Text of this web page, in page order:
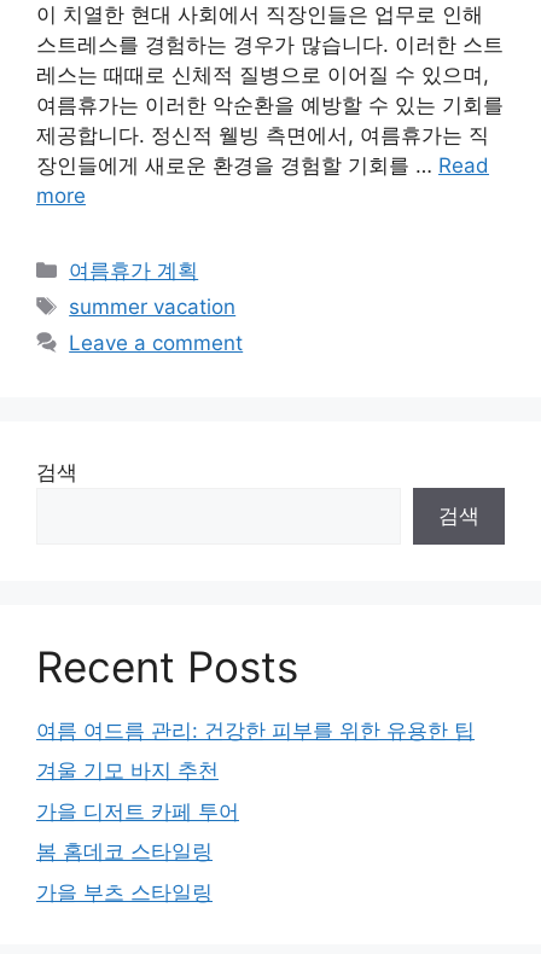
이 치열한 현대 사회에서 직장인들은 업무로 인해
스트레스를 경험하는 경우가 많습니다. 이러한 스트
레스는 때때로 신체적 질병으로 이어질 수 있으며,
여름휴가는 이러한 악순환을 예방할 수 있는 기회를
제공합니다. 정신적 웰빙 측면에서, 여름휴가는 직
장인들에게 새로운 환경을 경험할 기회를 … Read
more
Categories
여름휴가 계획
Tags
summer vacation
Leave a comment
검색
검색
Recent Posts
여름 여드름 관리: 건강한 피부를 위한 유용한 팁
겨울 기모 바지 추천
가을 디저트 카페 투어
봄 홈데코 스타일링
가을 부츠 스타일링